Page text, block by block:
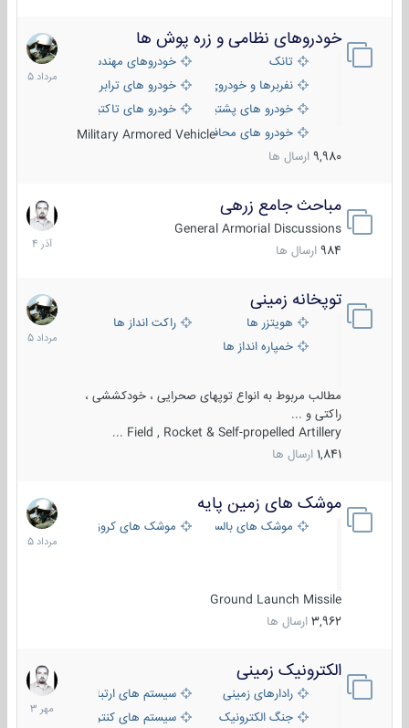
خودروهای نظامی و زره پوش ها
تانک
خودروهای مهندسی
نفربرها و خودروی های رزمی پیاده نظام
خودرو های ترابری نظامی
خودرو های پشتیبانی آتش ، شناسایی و ضد تانک
خودرو های تاکتیکی نظامی
خودرو های محافظت شدهMilitary Armored Vehicle
9,980 ارسال ها
2
مرداد
1405
مباحث جامع زرهی
General Armorial Discussions
984 ارسال ها
7
آذر
1404
توپخانه زمینی
هویتزر ها
راکت انداز ها
خمپاره انداز ها
مطالب مربوط به انواع توپهای صحرایی ، خودکششی ،
راکتی و ...
Field , Rocket & Self-propelled Artillery ...
1,841 ارسال ها
9
مرداد
1405
موشک های زمین پایه
موشک های بالستیک موشک های کروز
Ground Launch Missile
3,962 ارسال ها
2
مرداد
1405
الکترونیک زمینی
رادارهای زمینی
سیستم های ارتباطی و جمع آوری
جنگ الکترونیک
سیستم های کنترل آتش و تجهیزات
1
مهر
1403